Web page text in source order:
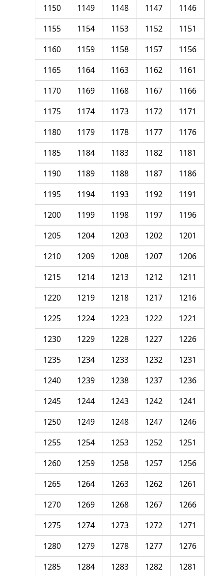
1146
1147
1148
1149
1150
1151
1152
1153
1154
1155
1156
1157
1158
1159
1160
1161
1162
1163
1164
1165
1166
1167
1168
1169
1170
1171
1172
1173
1174
1175
1176
1177
1178
1179
1180
1181
1182
1183
1184
1185
1186
1187
1188
1189
1190
1191
1192
1193
1194
1195
1196
1197
1198
1199
1200
1201
1202
1203
1204
1205
1206
1207
1208
1209
1210
1211
1212
1213
1214
1215
1216
1217
1218
1219
1220
1221
1222
1223
1224
1225
1226
1227
1228
1229
1230
1231
1232
1233
1234
1235
1236
1237
1238
1239
1240
1241
1242
1243
1244
1245
1246
1247
1248
1249
1250
1251
1252
1253
1254
1255
1256
1257
1258
1259
1260
1261
1262
1263
1264
1265
1266
1267
1268
1269
1270
1271
1272
1273
1274
1275
1276
1277
1278
1279
1280
1281
1282
1283
1284
1285